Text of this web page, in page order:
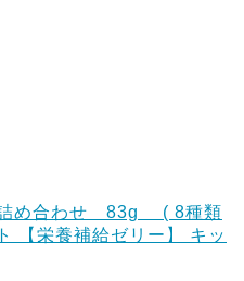
詰め合わせ 83g ( 8種類
栄養補給ゼリー】 キッ